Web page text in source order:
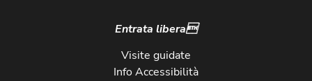
Entrata libera
Visite guidate
Info Accessibilità